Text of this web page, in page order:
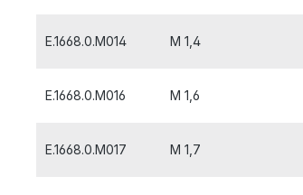
E.1668.0.M014 M 1,4
E.1668.0.M016 M 1,6
E.1668.0.M017 M 1,7